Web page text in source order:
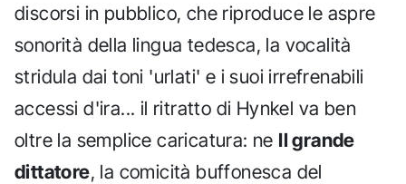
discorsi in pubblico, che riproduce le aspre
sonorità della lingua tedesca, la vocalità
stridula dai toni 'urlati' e i suoi irrefrenabili
accessi d'ira... il ritratto di Hynkel va ben
oltre la semplice caricatura: ne Il grande
dittatore, la comicità buffonesca del